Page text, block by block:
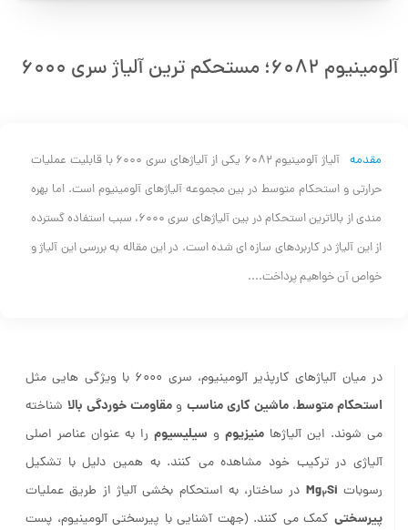
آلومینیوم 6082؛ مستحکم ترین آلیاژ سری 6000
مقدمه
آلیاژ آلومینیوم 6082 یکی از آلیاژهای سری 6000 با قابلیت عملیات
حرارتی و استحکام متوسط در بین مجموعه آلیاژهای آلومینیوم است. اما بهره
مندی از بالاترین استحکام در بین آلیاژهای سری 6000، سبب استفاده گسترده
از این آلیاژ در کاربردهای سازه ای شده است. در این مقاله به بررسی این آلیاژ و
خواص آن خواهیم پرداخت....
در میان آلیاژهای کارپذیر آلومینیوم، سری 6000 با ویژگی هایی مثل
استحکام متوسط، ماشین کاری مناسب و مقاومت خوردگی بالاشناخته
می شوند. این آلیاژها منیزیوم و سیلیسیوم را به عنوان عناصر اصلی
آلیاژی در ترکیب خود مشاهده می کنند. به همین دلیل با تشکیل
رسوبات
Mg2Si در ساختار، به استحکام بخشی آلیاژ از طریق عملیات
پیرسختی کمک می کنند. (جهت آشنایی با پیرسختی آلومینیوم، پست